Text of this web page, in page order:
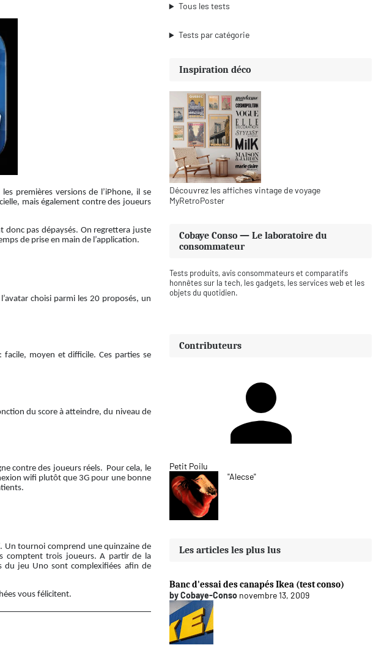
premières versions de l’iPhone, il se
mais également contre des joueurs
donc pas dépaysés. On regrettera juste
de prise en main de l’application.
choisi parmi les 20 proposés, un
moyen et difficile. Ces parties se
du score à atteindre, du niveau de
contre des joueurs réels. Pour cela, le
wifi plutôt que 3G pour une bonne
Un tournoi comprend une quinzaine de
comptent trois joueurs. A partir de la
du jeu Uno sont complexifiées afin de
vous félicitent.
Tous les tests
Tests par catégorie
Inspiration déco
Découvrez les affiches vintage de voyage
MyRetroPoster
Cobaye Conso — Le laboratoire du
consommateur
Tests produits, avis consommateurs et comparatifs
honnêtes sur la tech, les gadgets, les services web et les
objets du quotidien.
Contributeurs
Petit Poilu
"Alecse"
Les articles les plus lus
Banc d'essai des canapés Ikea (test conso)
byCobaye-Conso novembre 13, 2009